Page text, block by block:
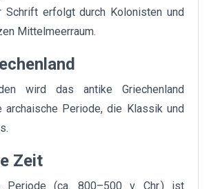
Schrift erfolgt durch Kolonisten und
Mittelmeerraum.
wird das antike Griechenland
archaische Periode, die Klassik und
Zeit
Periode (ca. 800–500 v. Chr.) ist